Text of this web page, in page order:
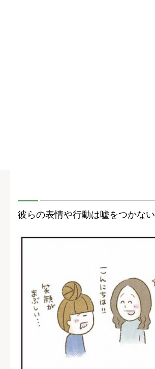
彼らの表情や行動は嘘をつかない